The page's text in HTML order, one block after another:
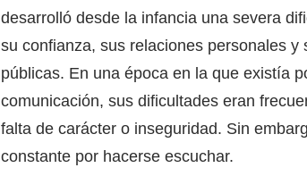
desarrolló desde la infancia una severa
su confianza, sus relaciones personales
públicas. En una época en la que existía
comunicación, sus dificultades eran
falta de carácter o inseguridad. Sin
constante por hacerse escuchar.